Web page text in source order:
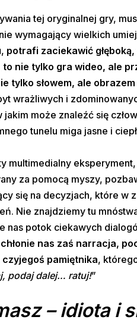
tej oryginalnej gry,
wymagający wielkich
potrafi zaciekawić
to nie tylko gra wideo, ale
tylko słowem, ale
wrażliwych i
jakim może znaleźć się
tunelu miga jasne i
multimedialny
za pomocą myszy,
się na decyzjach, które
Nie znajdziemy tu
nas potok ciekawych
nas zaś narracja,
pamiętnika,
podaj dalej… ratuj!”
– idiota i